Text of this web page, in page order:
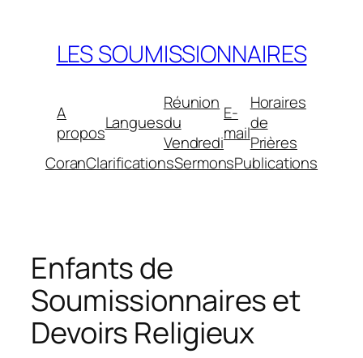
contenuLES SOUMISSIONNAIRES
A
proposLangues
Réunion
du
Vendredi
E-
mail
Horaires
de
Prières
CoranClarificationsSermonsPublications
Enfants de
Soumissionnaires et
Devoirs Religieux